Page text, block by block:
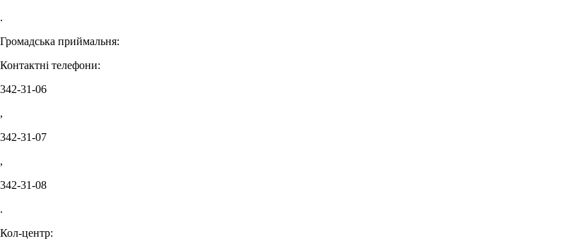
.
Громадська приймальня:
Контактні телефони:
342-31-06
,
342-31-07
,
342-31-08
.
Кол-центр: